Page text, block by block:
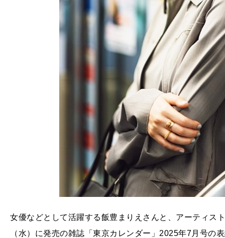
女優などとして活躍する飯豊まりえさんと、アーティス
（水）に発売の雑誌「東京カレンダー」2025年7月号の